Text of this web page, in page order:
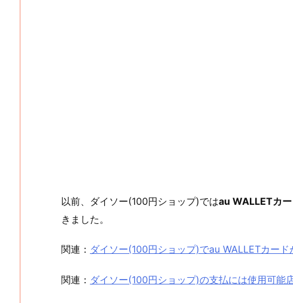
以前、ダイソー(100円ショップ)ではau WALLETカ
きました。
関連： ダイソー(100円ショップ)でau WALLETカー
関連： ダイソー(100円ショップ)の支払には使用可能